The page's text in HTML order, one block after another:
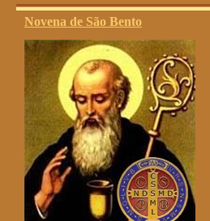
Novena de São Bento